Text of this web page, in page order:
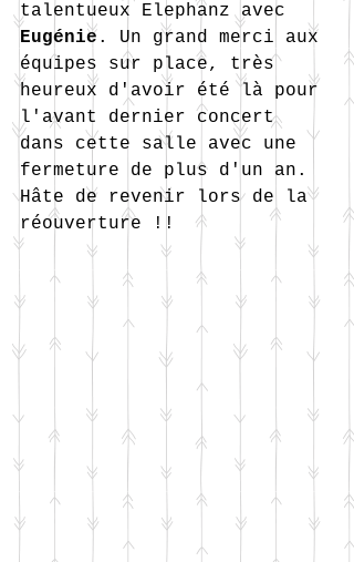
talentueux Elephanz avec
Eugénie . Un grand merci aux
équipes sur place, très
heureux d'avoir été là pour
l'avant dernier concert
dans cette salle avec une
fermeture de plus d'un an.
Hâte de revenir lors de la
réouverture !!